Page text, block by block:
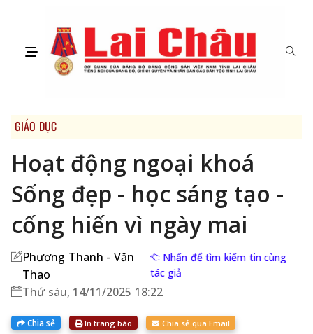
GIÁO DỤC
Hoạt động ngoại khoá
Sống đẹp - học sáng tạo -
cống hiến vì ngày mai
Phương Thanh - Văn
Thao
Nhấn để tìm kiếm tin cùng
tác giả
Thứ sáu, 14/11/2025 18:22
Chia sẻ In trang báo Chia sẻ qua Email